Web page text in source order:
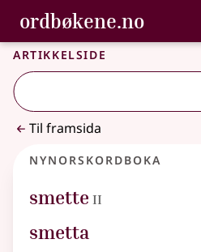
Gå til hovudinnhald
Tilgjenge
ordbøkene.no,
Bokmålsordboka og Nynorskordboka
Artikkelside
Til framsida
Nynorskordboka
smette 2
II
smetta